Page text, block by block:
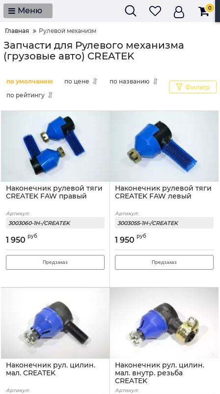
Меню 0
Главная Рулевой механизм
Запчасти для Рулевого механизма
(грузовые авто) CREATEK
по умолчанию по цене
по названию
по рейтингу
Фильтр
Наконечник рулевой тяги
CREATEK FAW правый
Артикул:
3003060-1H-/CREATEK
1 950 руб
Предзаказ
Наконечник рулевой тяги
CREATEK FAW левый
Артикул:
3003055-1H-/CREATEK
1 950 руб
Предзаказ
Наконечник рул. цилин.
мал. CREATEK
Артикул:
Наконечник рул. цилин.
мал. внутр. резьба
CREATEK
Артикул: